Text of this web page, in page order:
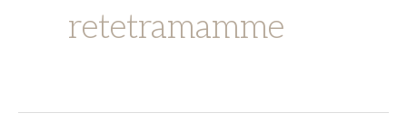
retetramamme